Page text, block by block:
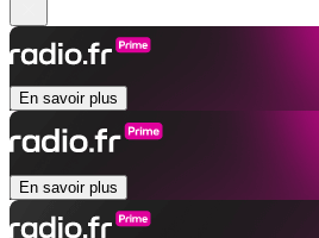
En savoir plus
En savoir plus